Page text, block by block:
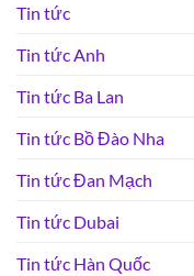
Tin tức
Tin tức Anh
Tin tức Ba Lan
Tin tức Bồ Đào Nha
Tin tức Đan Mạch
Tin tức Dubai
Tin tức Hàn Quốc